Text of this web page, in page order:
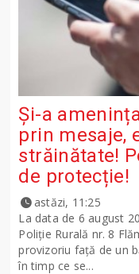
Și-a
prin mesaje,
străinătate!
de protecție!
astăzi, 11:25
La data de 6 august
Poliție Rurală nr. 8
provizoriu față de un
în timp ce se...